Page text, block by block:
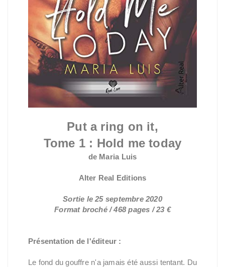
Put a ring on it,
Tome 1 : Hold me today
de Maria Luis
Alter Real Editions
Sortie le 25 septembre 2020
Format broché / 468 pages / 23 €
Présentation de l'éditeur :
Le fond du gouffre n'a jamais été aussi tentant. Du